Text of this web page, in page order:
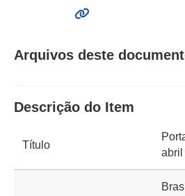
Arquivos deste
Descrição do Item
Título
abril